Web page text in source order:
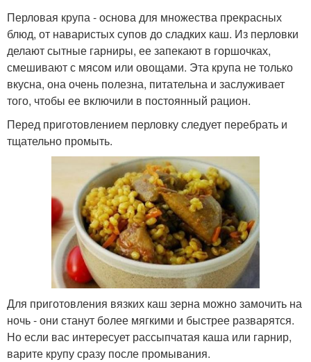
Перловая крупа - основа для множества прекрасных
блюд, от наваристых супов до сладких каш. Из перловки
делают сытные гарниры, ее запекают в горшочках,
смешивают с мясом или овощами. Эта крупа не только
вкусна, она очень полезна, питательна и заслуживает
того, чтобы ее включили в постоянный рацион.
Перед приготовлением перловку следует перебрать и
тщательно промыть.
Для приготовления вязких каш зерна можно замочить на
ночь - они станут более мягкими и быстрее разварятся.
Но если вас интересует рассыпчатая каша или гарнир,
варите крупу сразу после промывания.